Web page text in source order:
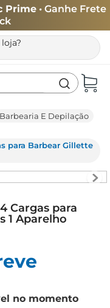
Prime • Ganhe Frete
Barbearia E Depilação
para Barbear Gillette
Cargas para
1 Aparelho
no momento